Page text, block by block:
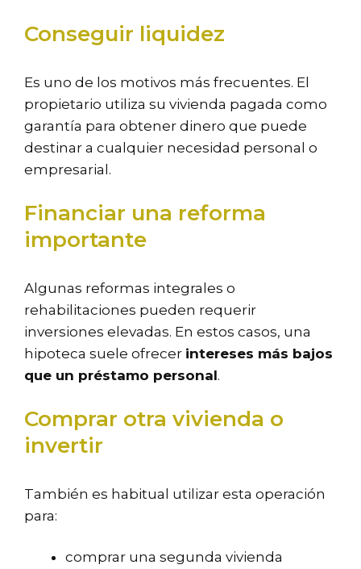
Conseguir liquidez
Es uno de los motivos más frecuentes. El
propietario utiliza su vivienda pagada como
garantía para obtener dinero que puede
destinar a cualquier necesidad personal o
empresarial.
Financiar una reforma
importante
Algunas reformas integrales o
rehabilitaciones pueden requerir
inversiones elevadas. En estos casos, una
hipoteca suele ofrecer intereses más bajos
que un préstamo personal.
Comprar otra vivienda o
invertir
También es habitual utilizar esta operación
para:
comprar una segunda vivienda